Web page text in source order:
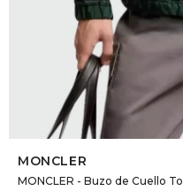
MONCLER
MONCLER - Buzo de Cuello